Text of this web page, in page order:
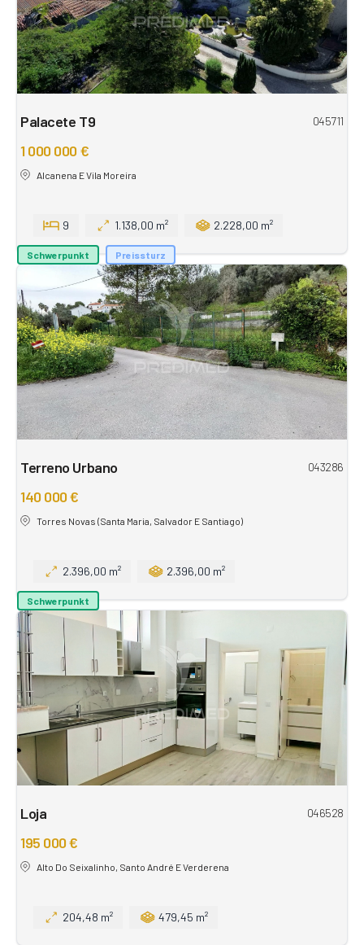
Palacete T9 045711
1 000 000 €
Alcanena E Vila Moreira
9 1.138,00 m² 2.228,00 m²
Schwerpunkt Preissturz
Terreno Urbano 043286
140 000 €
Torres Novas (Santa Maria, Salvador E Santiago)
2.396,00 m² 2.396,00 m²
Schwerpunkt
Loja 046528
195 000 €
Alto Do Seixalinho, Santo André E Verderena
204,48 m² 479,45 m²